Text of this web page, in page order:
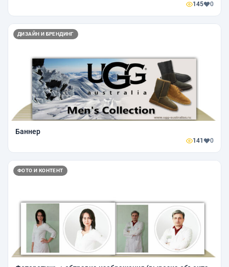
145 0
ДИЗАЙН И БРЕНДИНГ
Баннер
141 0
ФОТО И КОНТЕНТ